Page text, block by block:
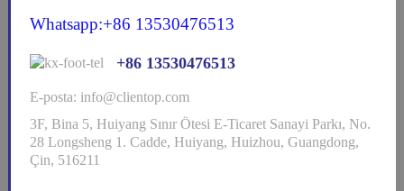
Whatsapp:+86 13530476513
+86 13530476513
E-posta: info@clientop.com
3F, Bina 5, Huiyang Sınır Ötesi E-Ticaret Sanayi Parkı, No.
28 Longsheng 1. Cadde, Huiyang, Huizhou, Guangdong,
Çin, 516211